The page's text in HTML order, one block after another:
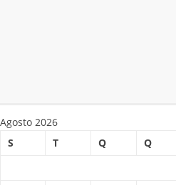
Agosto 2026
S
T Q Q